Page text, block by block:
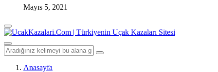
Mayıs 5, 2021
Anasayfa